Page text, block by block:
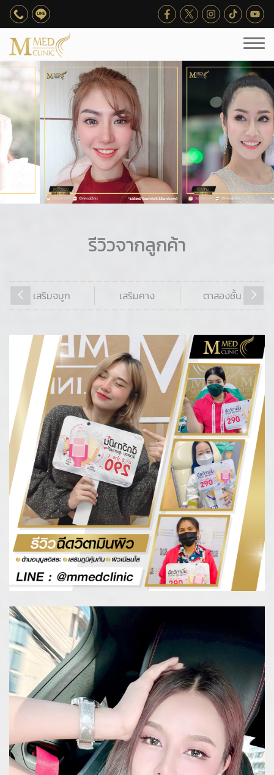
รีวิวจากลูกค้า
เสริมจมูก เสริมคาง ตาสองชั้น
รีวิววิตามินผิว
รายละเอียด